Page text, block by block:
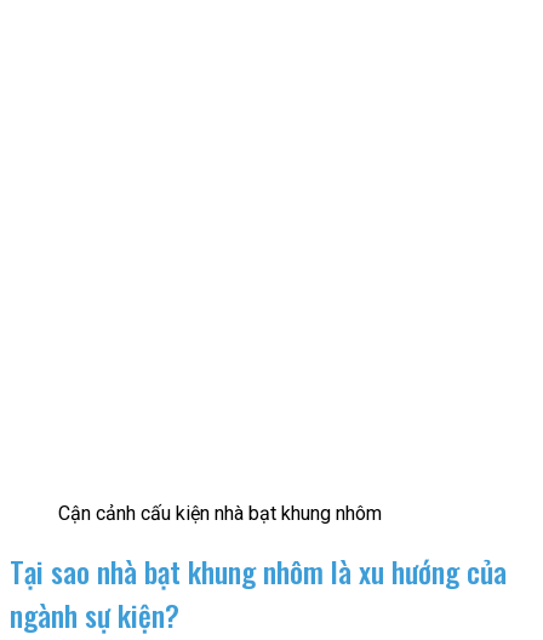
Cận cảnh cấu kiện nhà bạt khung nhôm
Tại sao nhà bạt khung nhôm là xu hướng của
ngành sự kiện?